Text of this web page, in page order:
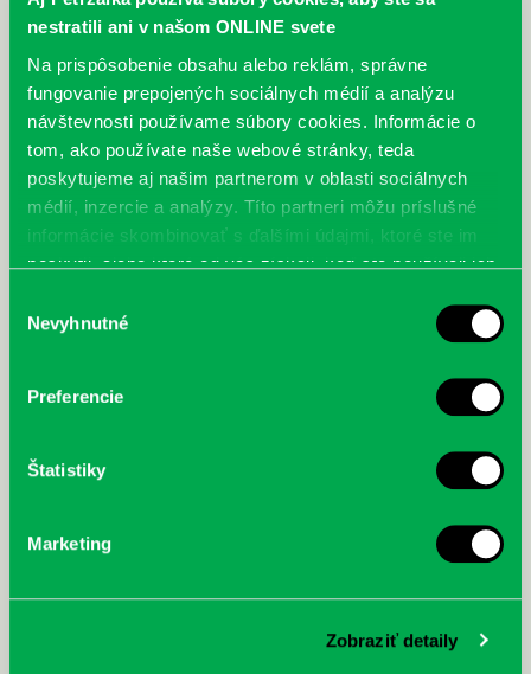
nestratili ani v našom ONLINE svete
Na prispôsobenie obsahu alebo reklám, správne
fungovanie prepojených sociálnych médií a analýzu
návštevnosti používame súbory cookies. Informácie o
tom, ako používate naše webové stránky, teda
poskytujeme aj našim partnerom v oblasti sociálnych
médií, inzercie a analýzy. Títo partneri môžu príslušné
informácie skombinovať s ďalšími údajmi, ktoré ste im
poskytli, alebo ktoré od vás získali, keď ste používali ich
súhlasu
Nevyhnutné
Preferencie
Štatistiky
Marketing
Zobraziť detaily
McGrath, Andy: Tadej Pogačar:
nezastaviteľný